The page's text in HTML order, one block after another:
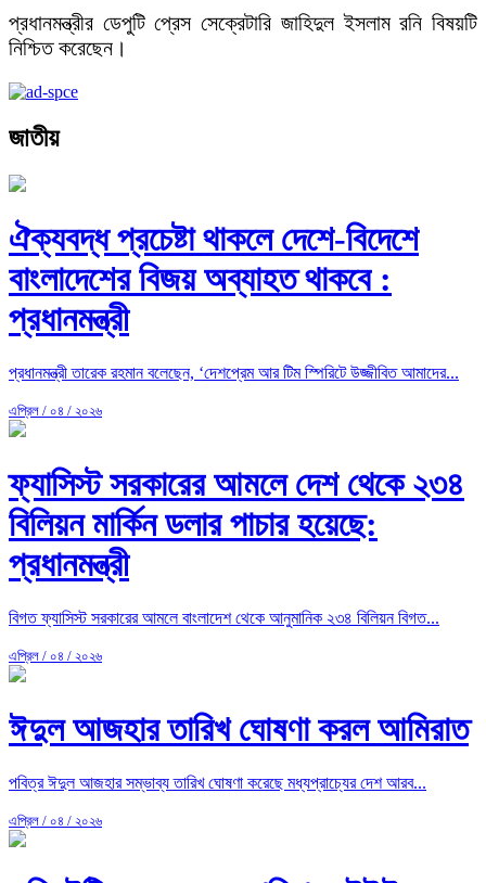
প্রধানমন্ত্রীর ডেপুটি প্রেস সেক্রেটারি জাহিদুল ইসলাম রনি বিষয়টি
নিশ্চিত করেছেন।
জাতীয়
ঐক্যবদ্ধ প্রচেষ্টা থাকলে দেশে-বিদেশে
বাংলাদেশের বিজয় অব্যাহত থাকবে :
প্রধানমন্ত্রী
প্রধানমন্ত্রী তারেক রহমান বলেছেন, ‘দেশপ্রেম আর টিম স্পিরিটে উজ্জীবিত আমাদের...
এপ্রিল / ০৪ / ২০২৬
ফ্যাসিস্ট সরকারের আমলে দেশ থেকে ২৩৪
বিলিয়ন মার্কিন ডলার পাচার হয়েছে:
প্রধানমন্ত্রী
বিগত ফ্যাসিস্ট সরকারের আমলে বাংলাদেশ থেকে আনুমানিক ২৩৪ বিলিয়ন বিগত...
এপ্রিল / ০৪ / ২০২৬
ঈদুল আজহার তারিখ ঘোষণা করল আমিরাত
পবিত্র ঈদুল আজহার সম্ভাব্য তারিখ ঘোষণা করেছে মধ্যপ্রাচ্যের দেশ আরব...
এপ্রিল / ০৪ / ২০২৬